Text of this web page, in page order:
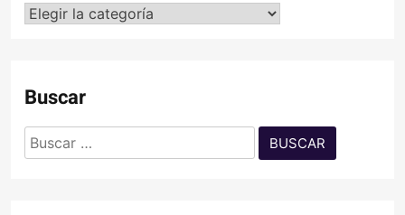
Categorías
Buscar
Buscar: